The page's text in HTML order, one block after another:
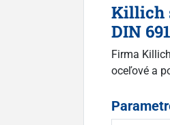
Killich
DIN
Firma
oceľové a